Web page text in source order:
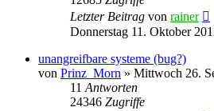
Letzter Beitrag von rainer
Donnerstag 11. Oktober
unangreifbare systeme (bug?)
von Prinz_Morn » Mittwoch 26.
11 Antworten
24346 Zugriffe